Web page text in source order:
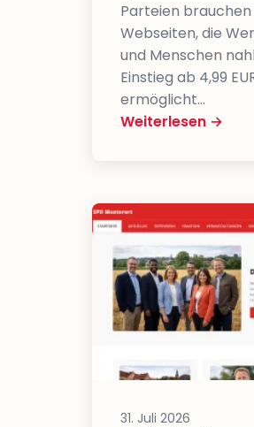
Parteien
Webseiten, die
und Menschen
Einstieg ab 4,99
ermöglicht…
Weiterlesen →
31. Juli 2026